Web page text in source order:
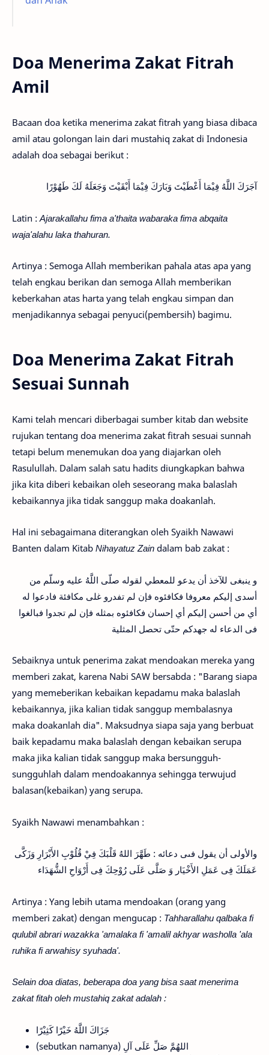
Doa Menerima Zakat Fitrah
Amil
Bacaan doa ketika menerima zakat fitrah yang biasa dibaca
amil atau golongan lain dari mustahiq zakat di Indonesia
adalah doa sebagai berikut :
آجَرَكَ اللَّهُ فِيْمَا أَعْطَيْتَ وَبَارَكَ فِيْمَا أَبْقَيْتَ وَجَعَلَهُ لَكَ طَهُوْرًا
Latin : Ajarakallahu fima a'thaita wabaraka fima abqaita
waja'alahu laka thahuran.
Artinya : Semoga Allah memberikan pahala atas apa yang
telah engkau berikan dan semoga Allah memberikan
keberkahan atas harta yang telah engkau simpan dan
menjadikannya sebagai penyuci(pembersih) bagimu.
Doa Menerima Zakat Fitrah
Sesuai Sunnah
Kami telah mencari diberbagai sumber kitab dan website
rujukan tentang doa menerima zakat fitrah sesuai sunnah
tetapi belum menemukan doa yang diajarkan oleh
Rasulullah. Dalam salah satu hadits diungkapkan bahwa
jika kita diberi kebaikan oleh seseorang maka balaslah
kebaikannya jika tidak sanggup maka doakanlah.
Hal ini sebagaimana diterangkan oleh Syaikh Nawawi
Banten dalam Kitab Nihayatuz Zain dalam bab zakat :
و ينبغى للآخذ أن يدعو للمعطي لقوله صلّى اللَّهُ عليه وسلّم من
أسدى إليكم معروفا فكافئوه فإن لم تفدرو غلى مكافئة فادعوا له
أي من أحسن إليكم أي إحسان فكافئوه بمثله فإن لم تجدوا فبالغوا
فى الدعاء له جهدكم حتّى تحصل المثلية
Sebaiknya untuk penerima zakat mendoakan mereka yang
memberi zakat, karena Nabi SAW bersabda : "Barang siapa
yang memeberikan kebaikan kepadamu maka balaslah
kebaikannya, jika kalian tidak sanggup membalasnya
maka doakanlah dia". Maksudnya siapa saja yang berbuat
baik kepadamu maka balaslah dengan kebaikan serupa
maka jika kalian tidak sanggup maka bersungguh-
sungguhlah dalam mendoakannya sehingga terwujud
balasan(kebaikan) yang serupa.
Syaikh Nawawi menambahkan :
والأولى أن يقول فىى دعائه : طَهَّرَ اللهُ قَلْبَكَ فِيْ قُلُوْبِ الأَبْرَارِ وَزَكَّى
عَمَلَكَ فِى عَمَلِ الأَخْيَار وَ صَلَّى عَلَى رُوْحِكَ فِى أَرْوَاحِ الشُّهَدَاء
Artinya : Yang lebih utama mendoakan (orang yang
memberi zakat) dengan mengucap : Tahharallahu qalbaka fi
qulubil abrari wazakka 'amalaka fi 'amalil akhyar washolla 'ala
ruhika fi arwahisy syuhada'.
Selain doa diatas, beberapa doa yang bisa saat menerima
zakat fitah oleh mustahiq zakat adalah :
جَزَاكَ اللَّهُ خَيْرًا كَثِيْرًا
(sebutkan namanya) اللهُمَّ صَلِّ عَلَى آلِ